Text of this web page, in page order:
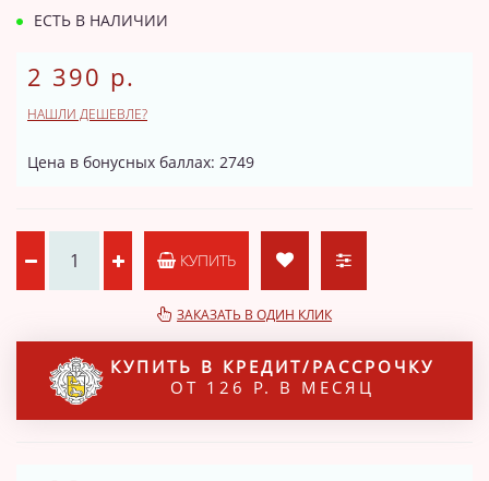
ЕСТЬ В НАЛИЧИИ
2 390 р.
НАШЛИ ДЕШЕВЛЕ?
Цена в бонусных баллах: 2749
КУПИТЬ
ЗАКАЗАТЬ В ОДИН КЛИК
КУПИТЬ В КРЕДИТ/РАССРОЧКУ
ОТ 126 Р. В МЕСЯЦ